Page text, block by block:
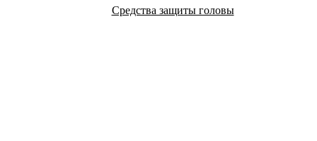
Средства защиты головы